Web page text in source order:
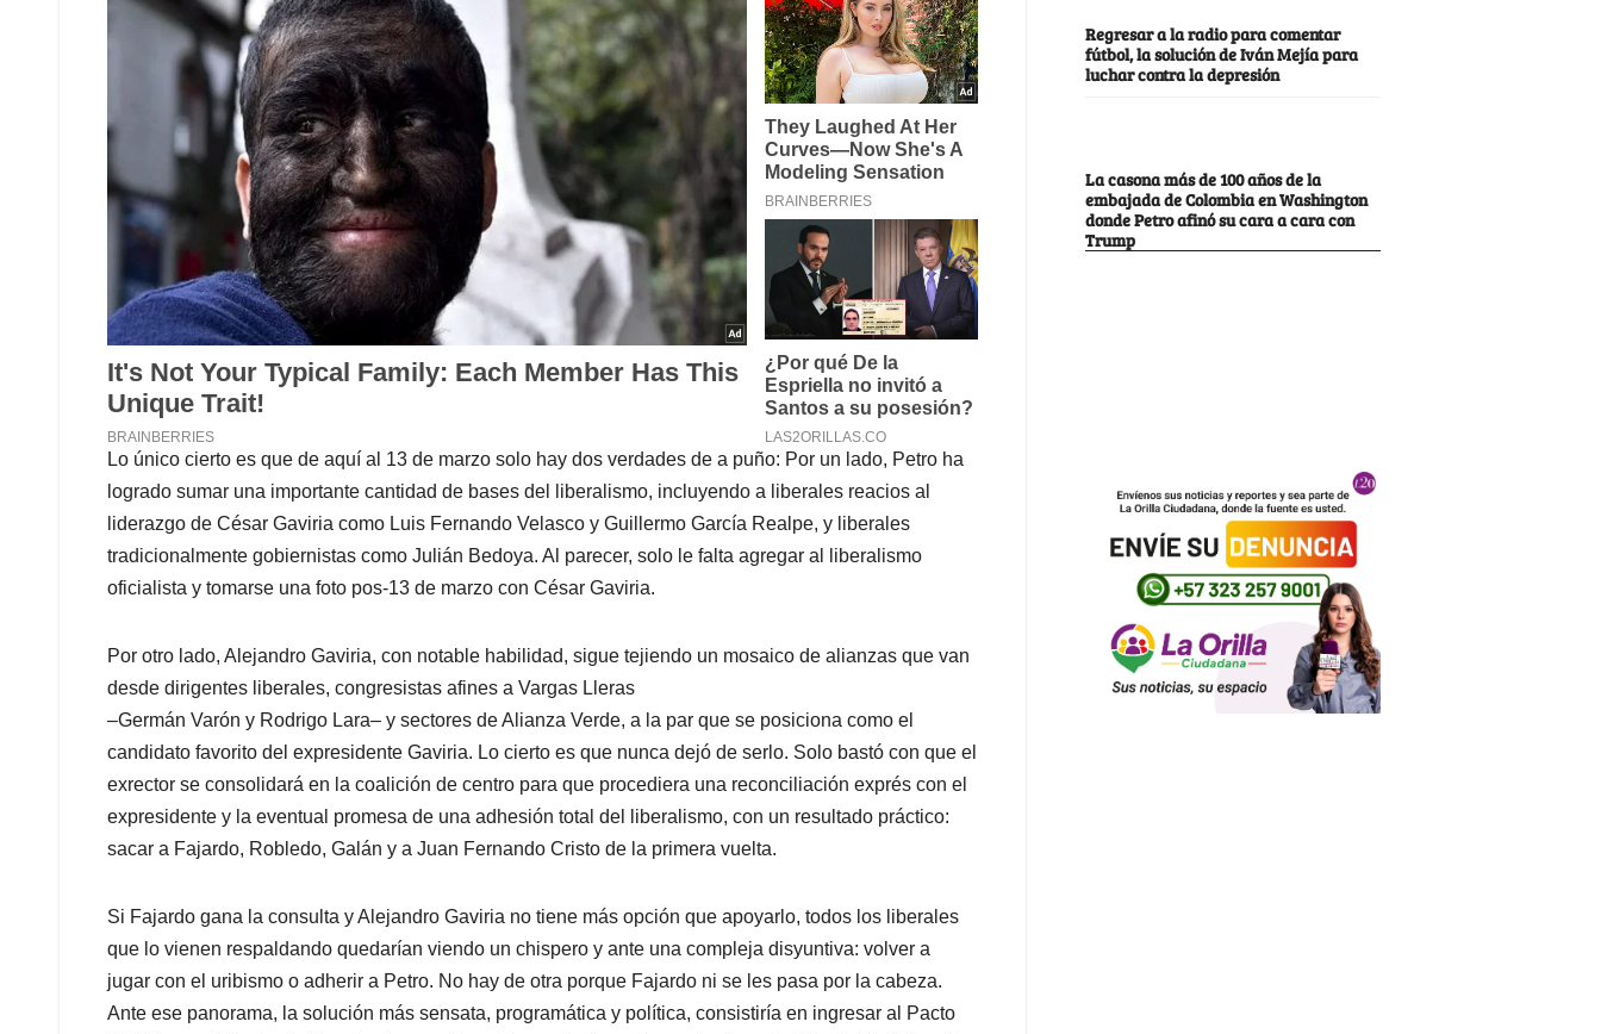
Lo único cierto es que de aquí al 13 de marzo solo hay dos verdades de a puño: Por un lado, Petro ha
logrado sumar una importante cantidad de bases del liberalismo, incluyendo a liberales reacios al
liderazgo de César Gaviria como Luis Fernando Velasco y Guillermo García Realpe, y liberales
tradicionalmente gobiernistas como Julián Bedoya. Al parecer, solo le falta agregar al liberalismo
oficialista y tomarse una foto pos-13 de marzo con César Gaviria.
Por otro lado, Alejandro Gaviria, con notable habilidad, sigue tejiendo un mosaico de alianzas que van
desde dirigentes liberales, congresistas afines a Vargas Lleras
–Germán Varón y Rodrigo Lara– y sectores de Alianza Verde, a la par que se posiciona como el
candidato favorito del expresidente Gaviria. Lo cierto es que nunca dejó de serlo. Solo bastó con que el
exrector se consolidará en la coalición de centro para que procediera una reconciliación exprés con el
expresidente y la eventual promesa de una adhesión total del liberalismo, con un resultado práctico:
sacar a Fajardo, Robledo, Galán y a Juan Fernando Cristo de la primera vuelta.
Si Fajardo gana la consulta y Alejandro Gaviria no tiene más opción que apoyarlo, todos los liberales
que lo vienen respaldando quedarían viendo un chispero y ante una compleja disyuntiva: volver a
jugar con el uribismo o adherir a Petro. No hay de otra porque Fajardo ni se les pasa por la cabeza.
Ante ese panorama, la solución más sensata, programática y política, consistiría en ingresar al Pacto
Regresar a la radio para comentar
fútbol, la solución de Iván Mejía para
luchar contra la depresión
La casona más de 100 años de la
embajada de Colombia en Washington
donde Petro afinó su cara a cara con
Trump